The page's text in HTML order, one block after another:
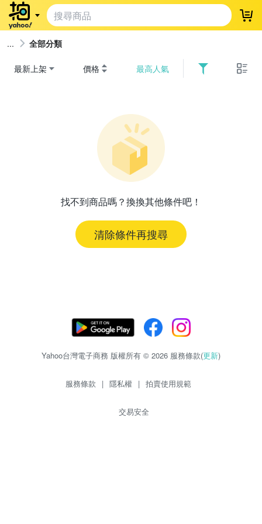
登
全部分類
最新上架 價格 最高人氣
找不到商品嗎？換換其他條件吧！
清除條件再搜尋
Yahoo台灣電子商務 版權所有 © 2026 服務條款(更新)
服務條款 | 隱私權 | 拍賣使用規範
交易安全